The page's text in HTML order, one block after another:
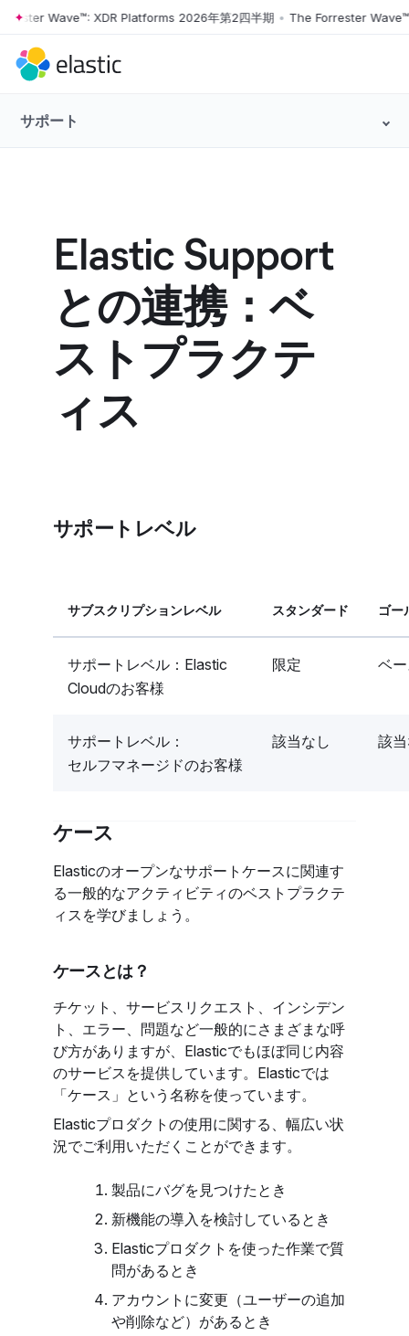
Skip to main content
Wave™: XDR Platforms 2026年第2四半期 • The Forrester Wave™:
サポート
Elastic Support
との連携：ベ
ストプラクテ
ィス
サポートレベル
サブスクリプションレベル スタンダード ゴー
サポートレベル：Elastic
Cloudのお客様
限定 ベ
サポートレベル：
セルフマネージドのお客様
該当なし 該
ケース
Elasticのオープンなサポートケースに関連す
る一般的なアクティビティのベストプラクテ
ィスを学びましょう。
ケースとは？
チケット、サービスリクエスト、インシデン
ト、エラー、問題など一般的にさまざまな呼
び方がありますが、Elasticでもほぼ同じ内容
のサービスを提供しています。Elasticでは
「ケース」という名称を使っています。
Elasticプロダクトの使用に関する、幅広い状
況でご利用いただくことができます。
製品にバグを見つけたとき
新機能の導入を検討しているとき
Elasticプロダクトを使った作業で質
問があるとき
アカウントに変更（ユーザーの追加
や削除など）があるとき